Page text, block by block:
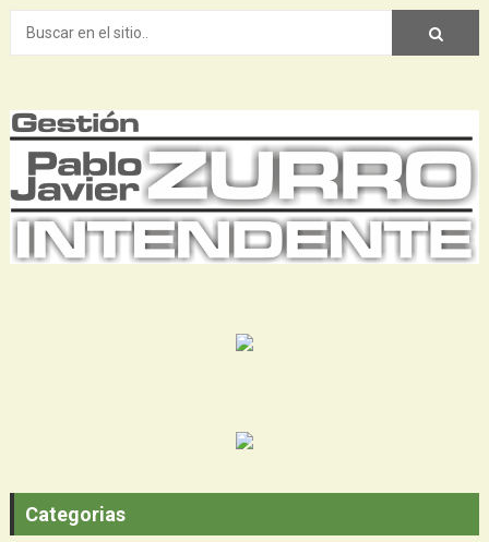
Categorias